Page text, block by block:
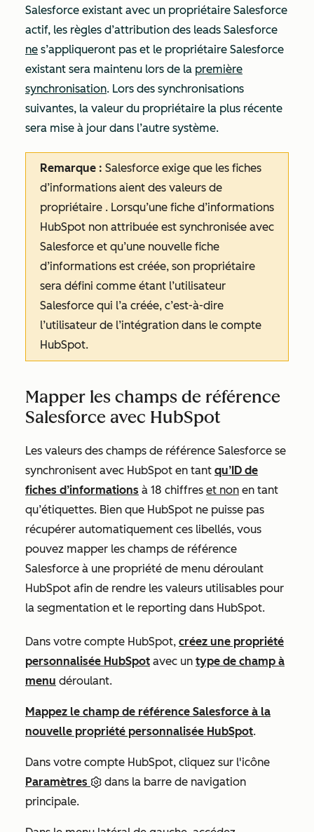
Salesforce existant avec un propriétaire Salesforce
actif, les règles d’attribution des leads Salesforce
ne s’appliqueront pas et le propriétaire Salesforce
existant sera maintenu lors de la première
synchronisation. Lors des synchronisations
suivantes, la valeur du propriétaire la plus récente
sera mise à jour dans l’autre système.
Remarque : Salesforce exige que les fiches
d’informations aient des valeurs de
propriétaire . Lorsqu’une fiche d’informations
HubSpot non attribuée est synchronisée avec
Salesforce et qu’une nouvelle fiche
d’informations est créée, son propriétaire
sera défini comme étant l’utilisateur
Salesforce qui l’a créée, c’est-à-dire
l’utilisateur de l’intégration dans le compte
HubSpot.
Mapper les champs de référence
Salesforce avec HubSpot
Les valeurs des champs de référence Salesforce se
synchronisent avec HubSpot en tant qu’ID de
fiches d’informations à 18 chiffres et non en tant
qu’étiquettes. Bien que HubSpot ne puisse pas
récupérer automatiquement ces libellés, vous
pouvez mapper les champs de référence
Salesforce à une propriété de menu déroulant
HubSpot afin de rendre les valeurs utilisables pour
la segmentation et le reporting dans HubSpot.
Dans votre compte HubSpot, créez une propriété
personnalisée HubSpot avec un type de champ à
menu déroulant.
Mappez le champ de référence Salesforce à la
nouvelle propriété personnalisée HubSpot.
Dans votre compte HubSpot, cliquez sur l'icône
Paramètres
dans la barre de navigation
principale.